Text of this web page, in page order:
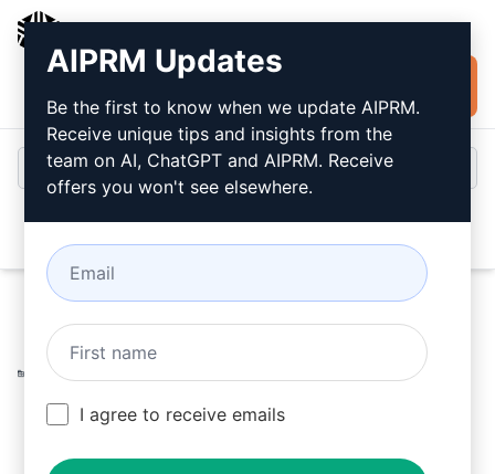
gratuitamente
Home / Prompt dell’intelligenza artificiale
Copywriting
Prompts
Google Business Profile Services
AIPRM Updates
Be the first to know when we update AIPRM.
Receive unique tips and insights from the
team on AI, ChatGPT and AIPRM. Receive
offers you won't see elsewhere.
I agree to receive emails